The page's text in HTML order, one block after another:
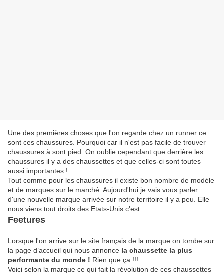
Une des premières choses que l'on regarde chez un runner ce
sont ces chaussures. Pourquoi car il n'est pas facile de trouver
chaussures à sont pied. On oublie cependant que derrière les
chaussures il y a des chaussettes et que celles-ci sont toutes
aussi importantes !
Tout comme pour les chaussures il existe bon nombre de modèle
et de marques sur le marché. Aujourd'hui je vais vous parler
d'une nouvelle marque arrivée sur notre territoire il y a peu. Elle
nous viens tout droits des Etats-Unis c'est :
Feetures
Lorsque l'on arrive sur le site français de la marque on tombe sur
la page d’accueil qui nous annonce la chaussette la plus
performante du monde ! Rien que ça !!!
Voici selon la marque ce qui fait la révolution de ces chaussettes